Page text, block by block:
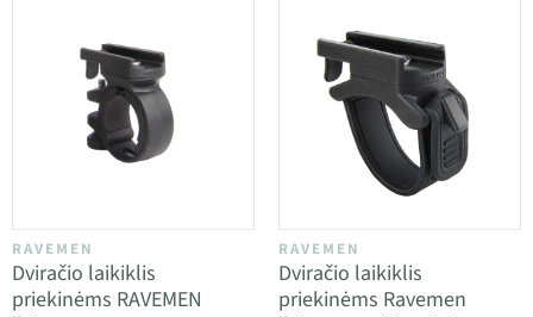
RAVEMEN
Dviračio laikiklis
priekinėms RAVEMEN
RAVEMEN
Dviračio laikiklis
priekinėms Ravemen